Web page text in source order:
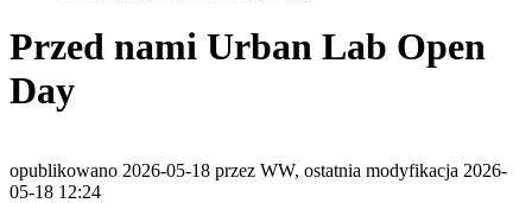
Przed nami Urban Lab Open
Day
opublikowano 2026-05-18 przez WW, ostatnia modyfikacja 2026-
05-18 12:24